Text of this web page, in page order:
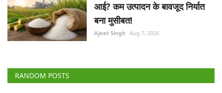
आई? कम उत्पादन के बावजूद निर्यात
बना मुसीबत!
Ajeet Singh Aug 7, 2026
RANDOM POSTS